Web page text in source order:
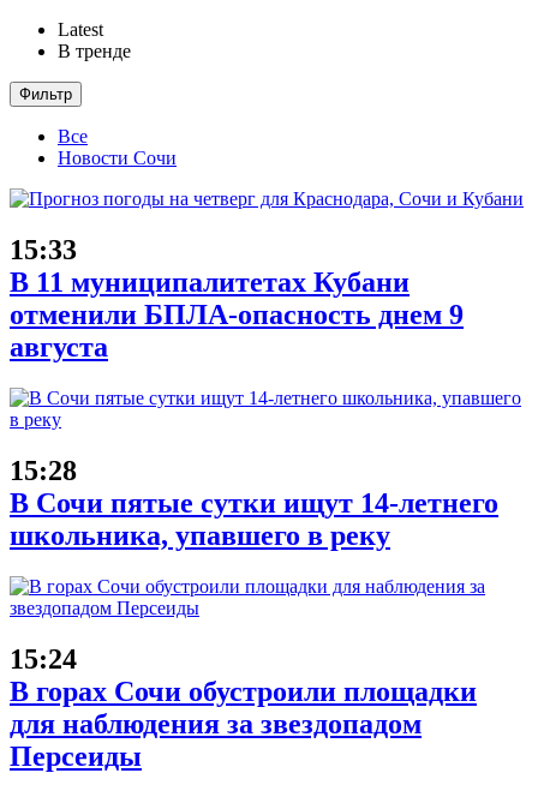
Latest
В тренде
Фильтр
Все
Новости Сочи
15:33
В 11 муниципалитетах Кубани
отменили БПЛА-опасность днем 9
августа
15:28
В Сочи пятые сутки ищут 14-летнего
школьника, упавшего в реку
15:24
В горах Сочи обустроили площадки
для наблюдения за звездопадом
Персеиды